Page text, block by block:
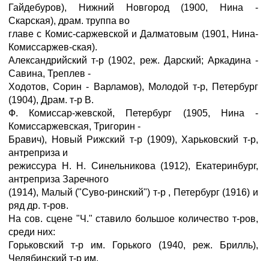
Гайдебуров), Нижний Новгород (1900, Нина -
Скарская), драм. труппа во
главе с Комис-саржевской и Далматовым (1901, Нина-
Комиссаржев-ская).
Александрийский т-р (1902, реж. Дарский; Аркадина -
Савина, Треплев -
Ходотов, Сорин - Варламов), Молодой т-р, Петербург
(1904), Драм. т-р В.
Ф. Комиссар-жевской, Петербург (1905, Нина -
Комиссаржевская, Тригорин -
Бравич), Новый Рижский т-р (1909), Харьковский т-р,
антреприза и
режиссура Н. Н. Синельникова (1912), Екатеринбург,
антреприза Заречного
(1914), Малый ("Суво-ринский") т-р , Петербург (1916) и
ряд др. т-ров.
На сов. сцене "Ч." ставило большое количество т-ров,
среди них:
Горьковский т-р им. Горького (1940, реж. Брилль),
Челябинский т-р им.